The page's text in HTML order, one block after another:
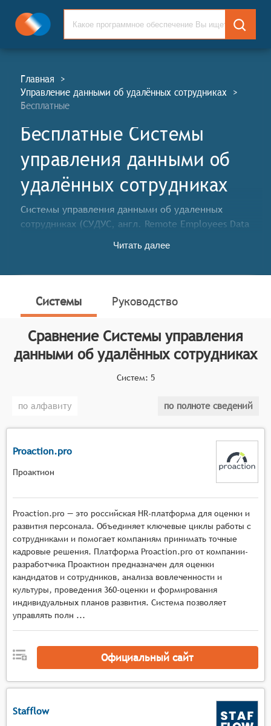
Главная >
Управление данными об удалённых сотрудниках
>
Бесплатные
Бесплатные Системы
управления данными об
удалённых сотрудниках
Системы управления данными об удаленных
сотрудниках (СУДУС, англ. Remote Employees Data
специальные компьютерные программы,
системы помогают собирать, обрабатывать и
хранить информацию о сотрудниках, работающих из
В систему входят такие функции, как учет рабочего
времени, управление проектами, учет заработной
платы, контроль за производительностью работы
которые важны для работы удаленной команды.
определяет конкретные функциональные критерии
для систем. Для того чтобы соответствовать
категории систем управления данными об
удалённых сотрудниках, они должны иметь
следующие функциональные возможности:
Сбор и хранение данных: Система должна
обеспечивать сбор и централизованное
хранение данных об удалённых сотрудниках,
включая их личные данные, контактные
данные, информацию о проектах и задачах.
Управление доступом: Система должна
предоставлять инструменты для управления
пользователей и групп пользователей.
Отчётность и аналитика: Система может
включать инструменты для создания отчётов и
удалённых сотрудниках, позволяя
Читать далее
Системы Руководство
Сравнение Системы управления
данными об удалённых сотрудниках
Систем: 5
по алфавиту по полноте сведений
Proaction.pro
Проактион
Proaction.pro — это российская HR-платформа для оценки и
развития персонала. Объединяет ключевые циклы работы с
сотрудниками и помогает компаниям принимать точные
кадровые решения. Платформа Proaction.pro от компании-
разработчика Проактион предназначен для оценки
кандидатов и сотрудников, анализа вовлеченности и
культуры, проведения 360-оценки и формирования
индивидуальных планов развития. Система позволяет
управлять полн ...
Официальный сайт
Stafflow